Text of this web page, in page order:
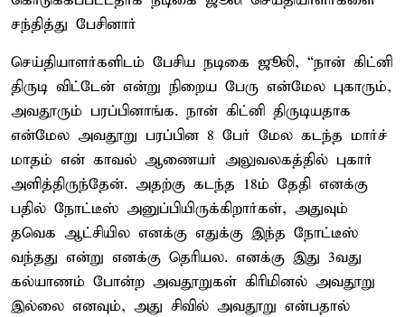
சந்தித்து பேசினார்
செய்தியாளர்களிடம் பேசிய நடிகை ஜூலி, “நான் கிட்னி
திருடி விட்டேன் என்று நிறைய பேரு என்மேல புகாரும்,
அவதூரும் பரப்பினாங்க. நான் கிட்னி திருடியதாக
என்மேல அவதூறு பரப்பின 8 பேர் மேல கடந்த மார்ச்
மாதம் என் காவல் ஆணையர் அலுவலகத்தில் புகார்
அளித்திருந்தேன். அதற்கு கடந்த 18ம் தேதி எனக்கு
பதில் நோட்டீஸ் அனுப்பியிருக்கிறார்கள், அதுவும்
தவெக ஆட்சியில எனக்கு எதுக்கு இந்த நோட்டீஸ்
வந்தது என்று எனக்கு தெரியல. எனக்கு இது 3வது
கல்யாணம் போன்ற அவதூறுகள் கிரிமினல் அவதூறு
இல்லை எனவும், அது சிவில் அவதூறு என்பதால்